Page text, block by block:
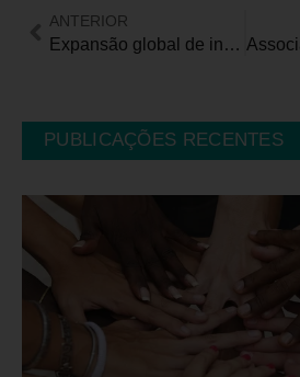
ANTERIOR
Expansão global de iniciativa brasileira voltada para pessoas com deficiência marca o Dia da Inclusão Social
PUBLICAÇÕES RECENTES